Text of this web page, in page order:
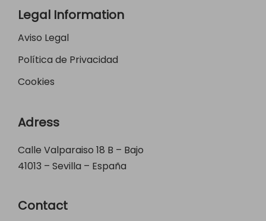
Legal Information
Aviso Legal
Política de Privacidad
Cookies
Adress
Calle Valparaiso 18 B – Bajo
41013 – Sevilla – España
Contact